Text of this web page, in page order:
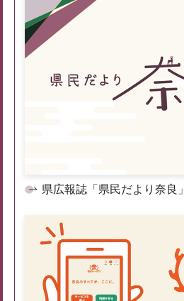
県広報誌「県民だより奈良」